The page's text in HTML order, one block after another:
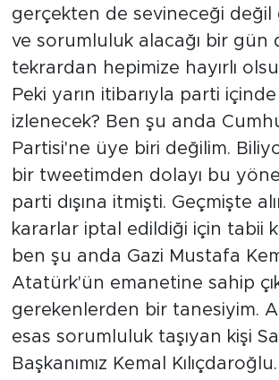
gerçekten de sevineceği değil
ve sorumluluk alacağı bir gün
tekrardan hepimize hayırlı
Peki yarın itibarıyla parti içinde
izlenecek? Ben şu anda
Partisi'ne üye biri değilim.
bir tweetimden dolayı bu
parti dışına itmişti. Geçmişte
kararlar iptal edildiği için tabii
ben şu anda Gazi Mustafa
Atatürk'ün emanetine sahip
gerekenlerden bir tanesiyim.
esas sorumluluk taşıyan kişi
Başkanımız Kemal